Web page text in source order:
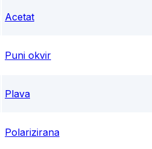
Acetat
Puni okvir
Plava
Polarizirana